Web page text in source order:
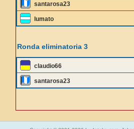
santarosa23
lumato
Ronda eliminatoria 3
claudio66
santarosa23